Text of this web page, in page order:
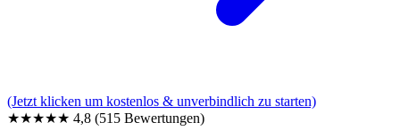
(Jetzt klicken um kostenlos & unverbindlich zu starten)
★★★★★ 4,8 (515 Bewertungen)